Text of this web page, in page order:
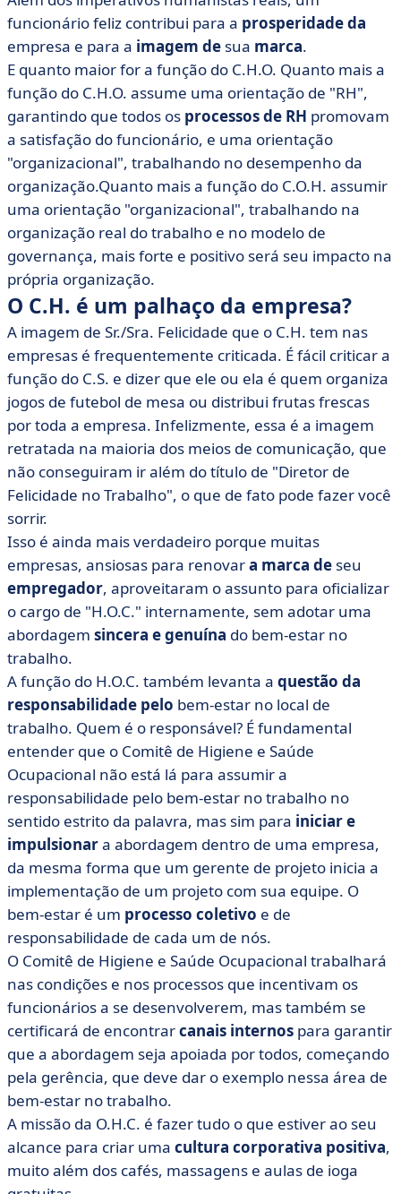
funcionário feliz contribui para a prosperidade da
empresa e para a imagem de sua marca.
E quanto maior for a função do C.H.O. Quanto mais a
função do C.H.O. assume uma orientação de "RH",
garantindo que todos os processos de RH promovam
a satisfação do funcionário, e uma orientação
"organizacional", trabalhando no desempenho da
organização.Quanto mais a função do C.O.H. assumir
uma orientação "organizacional", trabalhando na
organização real do trabalho e no modelo de
governança, mais forte e positivo será seu impacto na
própria organização.
O C.H. é um palhaço da empresa?
A imagem de Sr./Sra. Felicidade que o C.H. tem nas
empresas é frequentemente criticada. É fácil criticar a
função do C.S. e dizer que ele ou ela é quem organiza
jogos de futebol de mesa ou distribui frutas frescas
por toda a empresa. Infelizmente, essa é a imagem
retratada na maioria dos meios de comunicação, que
não conseguiram ir além do título de "Diretor de
Felicidade no Trabalho", o que de fato pode fazer você
sorrir.
Isso é ainda mais verdadeiro porque muitas
empresas, ansiosas para renovara marca de seu
empregador, aproveitaram o assunto para oficializar
o cargo de "H.O.C." internamente, sem adotar uma
abordagem sincera e genuína do bem-estar no
trabalho.
A função do H.O.C. também levanta a questão da
responsabilidade pelo bem-estar no local de
trabalho. Quem é o responsável? É fundamental
entender que o Comitê de Higiene e Saúde
Ocupacional não está lá para assumir a
responsabilidade pelo bem-estar no trabalho no
sentido estrito da palavra, mas sim para iniciar e
impulsionara abordagem dentro de uma empresa,
da mesma forma que um gerente de projeto inicia a
implementação de um projeto com sua equipe. O
bem-estar é um processo coletivo e de
responsabilidade de cada um de nós.
O Comitê de Higiene e Saúde Ocupacional trabalhará
nas condições e nos processos que incentivam os
funcionários a se desenvolverem, mas também se
certificará de encontrarcanais internos para garantir
que a abordagem seja apoiada por todos, começando
pela gerência, que deve dar o exemplo nessa área de
bem-estar no trabalho.
A missão da O.H.C. é fazer tudo o que estiver ao seu
alcance para criar uma cultura corporativa positiva,
muito além dos cafés, massagens e aulas de ioga